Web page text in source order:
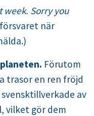
week. Sorry you
när
Förutom
trasor en ren fröjd
av
vilket gör dem